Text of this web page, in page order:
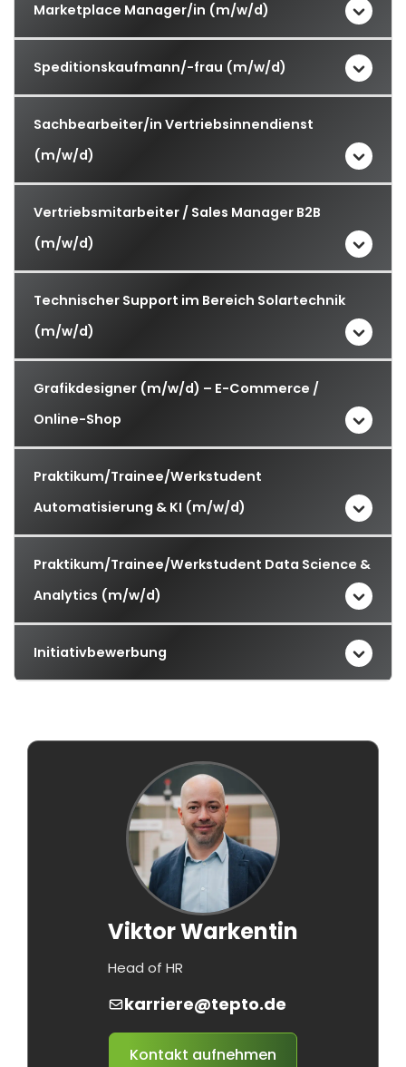
Marketplace Manager/in (m/w/d)
Speditionskaufmann/-frau (m/w/d)
Sachbearbeiter/in Vertriebsinnendienst
(m/w/d)
Vertriebsmitarbeiter / Sales Manager B2B
(m/w/d)
Technischer Support im Bereich Solartechnik
(m/w/d)
Grafikdesigner (m/w/d) – E-Commerce /
Online-Shop
Praktikum/Trainee/Werkstudent
Automatisierung & KI (m/w/d)
Praktikum/Trainee/Werkstudent Data Science &
Analytics (m/w/d)
Initiativbewerbung
Viktor Warkentin
Head of HR
karriere@tepto.de
Kontakt aufnehmen